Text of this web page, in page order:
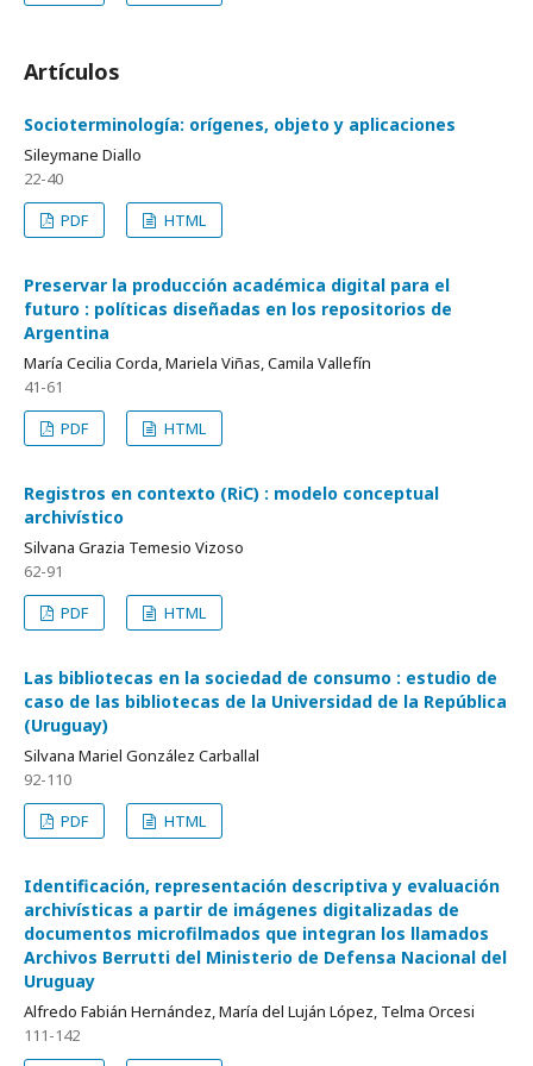
Artículos
Socioterminología: orígenes, objeto y aplicaciones
Sileymane Diallo
22-40
PDF
HTML
Preservar la producción académica digital para el
futuro
políticas diseñadas en los repositorios de
Argentina
María Cecilia Corda, Mariela Viñas, Camila Vallefín
41-61
PDF
HTML
Registros en contexto (RiC)
modelo conceptual
archivístico
Silvana Grazia Temesio Vizoso
62-91
PDF
HTML
Las bibliotecas en la sociedad de consumo
estudio de
caso de las bibliotecas de la Universidad de la República
(Uruguay)
Silvana Mariel González Carballal
92-110
PDF
HTML
Identificación, representación descriptiva y evaluación
archivísticas a partir de imágenes digitalizadas de
documentos microfilmados que integran los llamados
Archivos Berrutti del Ministerio de Defensa Nacional del
Uruguay
Alfredo Fabián Hernández, María del Luján López, Telma Orcesi
111-142